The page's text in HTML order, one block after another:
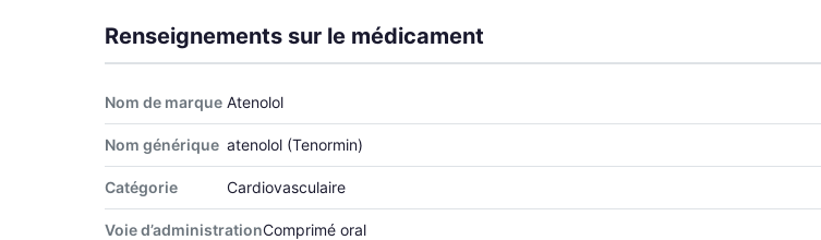
Renseignements sur le médicament
Nom de marque Atenolol
Nom générique atenolol (Tenormin)
Catégorie Cardiovasculaire
Voie d’administrationComprimé oral